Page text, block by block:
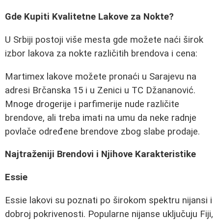
Gde Kupiti Kvalitetne Lakove za Nokte?
U Srbiji postoji više mesta gde možete naći širok
izbor lakova za nokte različitih brendova i cena:
Martimex lakove možete pronaći u Sarajevu na
adresi Brčanska 15 i u Zenici u TC Džananović.
Mnoge drogerije i parfimerije nude različite
brendove, ali treba imati na umu da neke radnje
povlače određene brendove zbog slabe prodaje.
Najtraženiji Brendovi i Njihove Karakteristike
Essie
Essie lakovi su poznati po širokom spektru nijansi i
dobroj pokrivenosti. Popularne nijanse uključuju Fiji,